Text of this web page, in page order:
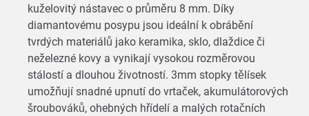
kuželovitý nástavec o průměru 8 mm. Díky
diamantovému posypu jsou ideální k obrábění
tvrdých materiálů jako keramika, sklo, dlaždice či
neželezné kovy a vynikají vysokou rozměrovou
stálostí a dlouhou životností. 3mm stopky tělísek
umožňují snadné upnutí do vrtaček, akumulátorových
šroubováků, ohebných hřídelí a malých rotačních